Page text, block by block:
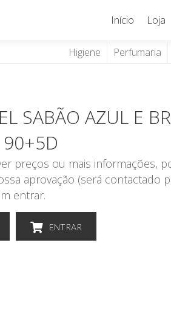
Início Loja
Higiene Perfumaria
SABÃO AZUL E
preços ou mais informações,
aprovação (será contactado
entrar.
ENTRAR